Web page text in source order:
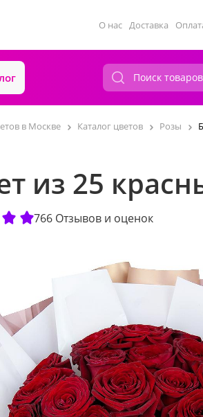
О нас Доставка
в Москве Каталог цветов Розы
из 25
766 Отзывов и оценок